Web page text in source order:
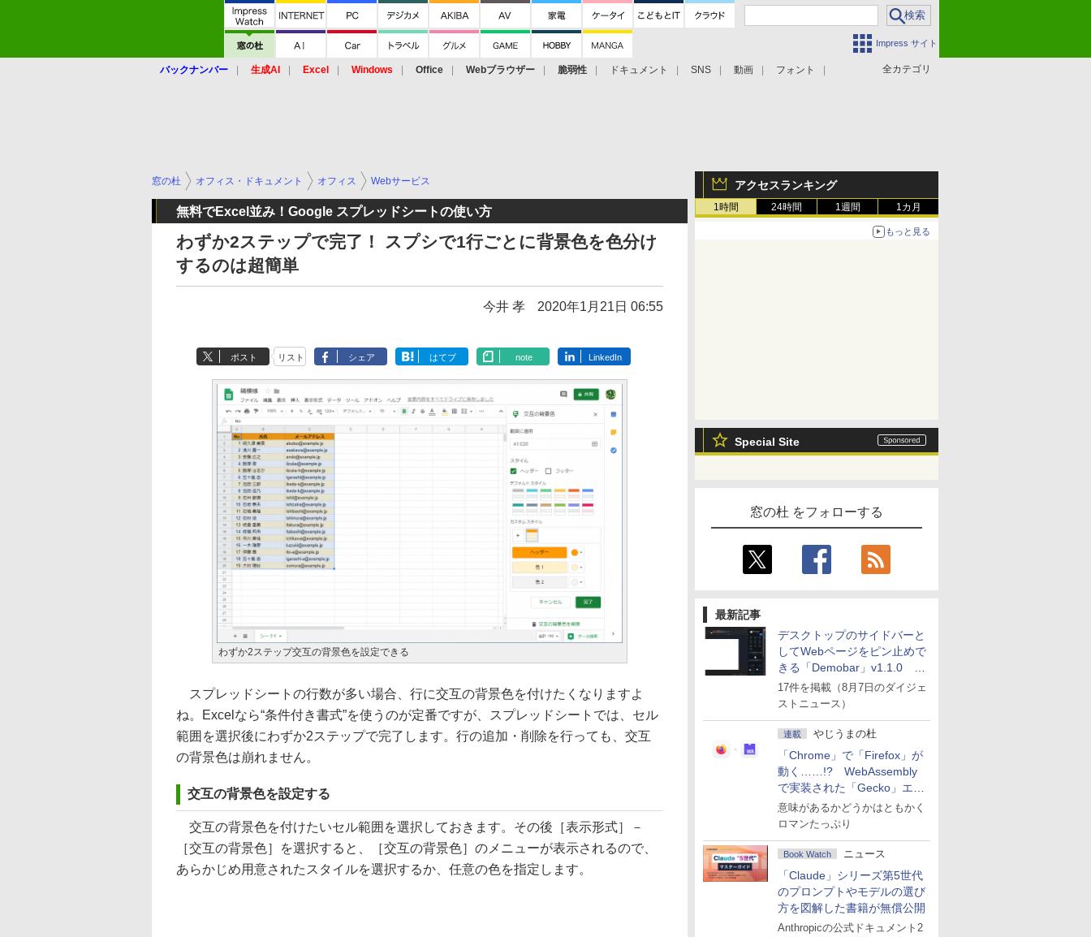
Impress サイト
全カテゴリ
バックナンバー 生成AI Excel Windows Office Webブラウザー 脆弱性 ドキュメント SNS 動画 フォント
アクセスランキング
1時間 24時間 1週間 1カ月
もっと見る
Special Site
窓の杜 をフォローする
最新記事
デスクトップのサイドバーと
してWebページをピン止めで
きる「Demobar」v1.1.0 ほ
か
17件を掲載（8月7日のダイジェ
ストニュース）
連載 やじうまの杜
「Chrome」で「Firefox」が
動く……!? WebAssembly
で実装された「Gecko」エン
ジン
意味があるかどうかはともかく
ロマンたっぷり
Book Watch ニュース
「Claude」シリーズ第5世代
のプロンプトやモデルの選び
方を図解した書籍が無償公開
Anthropicの公式ドキュメント2
窓の杜 オフィス・ドキュメント オフィス Webサービス
無料でExcel並み！Google スプレッドシートの使い方
わずか2ステップで完了！ スプシで1行ごとに背景色を色分け
するのは超簡単
今井 孝 2020年1月21日 06:55
ポスト リスト シェア はてブ note LinkedIn
わずか2ステップ交互の背景色を設定できる
スプレッドシートの行数が多い場合、行に交互の背景色を付けたくなりますよ
ね。Excelなら“条件付き書式”を使うのが定番ですが、スプレッドシートでは、セル
範囲を選択後にわずか2ステップで完了します。行の追加・削除を行っても、交互
の背景色は崩れません。
交互の背景色を設定する
交互の背景色を付けたいセル範囲を選択しておきます。その後［表示形式］－
［交互の背景色］を選択すると、［交互の背景色］のメニューが表示されるので、
あらかじめ用意されたスタイルを選択するか、任意の色を指定します。